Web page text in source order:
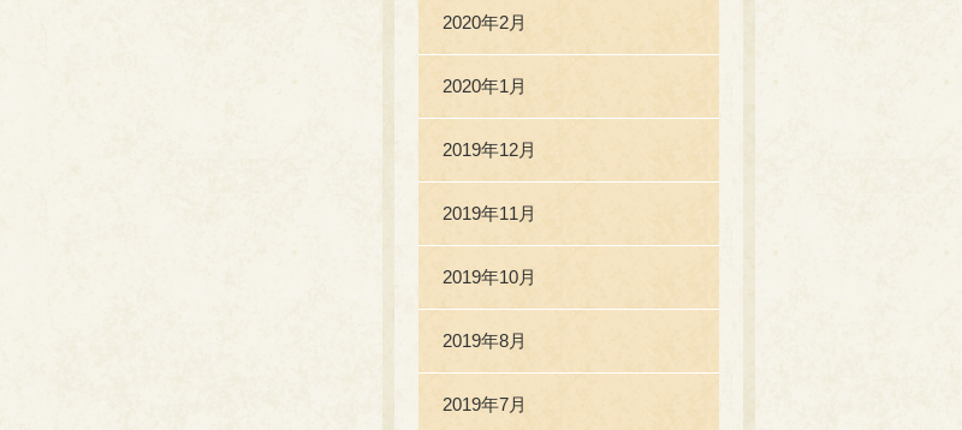
2020年2月
2020年1月
2019年12月
2019年11月
2019年10月
2019年8月
2019年7月